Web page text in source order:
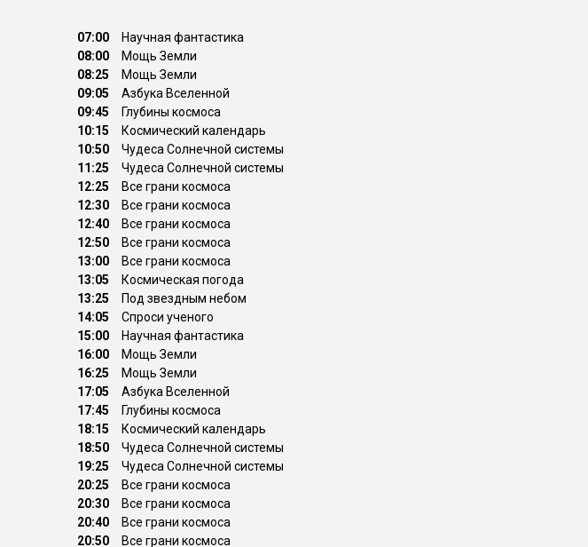
07:00
Научная фантастика
08:00
Мощь Земли
08:25
Мощь Земли
09:05
Азбука Вселенной
09:45
Глубины космоса
10:15
Космический календарь
10:50
Чудеса Солнечной системы
11:25
Чудеса Солнечной системы
12:25
Все грани космоса
12:30
Все грани космоса
12:40
Все грани космоса
12:50
Все грани космоса
13:00
Все грани космоса
13:05
Космическая погода
13:25
Под звездным небом
14:05
Спроси ученого
15:00
Научная фантастика
16:00
Мощь Земли
16:25
Мощь Земли
17:05
Азбука Вселенной
17:45
Глубины космоса
18:15
Космический календарь
18:50
Чудеса Солнечной системы
19:25
Чудеса Солнечной системы
20:25
Все грани космоса
20:30
Все грани космоса
20:40
Все грани космоса
20:50
Все грани космоса